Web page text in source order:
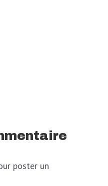
poster un